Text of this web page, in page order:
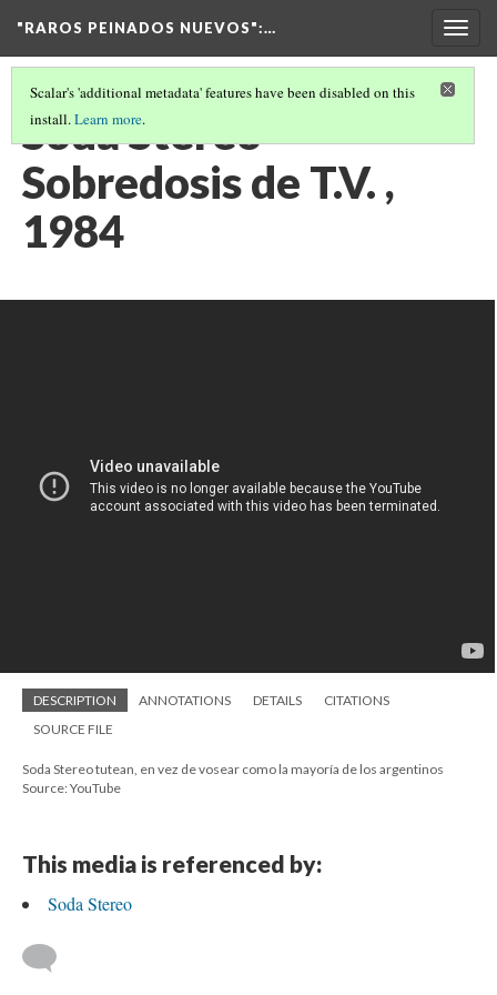
"RAROS PEINADOS NUEVOS":…
Scalar's 'additional metadata' features have been disabled on this
install.Learn more.
Soda Stereo -
Sobredosis de T.V. ,
1984
DESCRIPTION ANNOTATIONS DETAILS
CITATIONS
SOURCE FILE
Soda Stereo tutean, en vez de vosear como la mayoría de los argentinos
Source: YouTube
This media is referenced by:
Soda Stereo